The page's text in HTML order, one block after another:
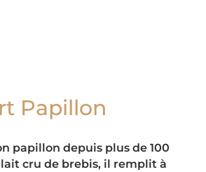
Papillon
papillon depuis plus de 100
cru de brebis, il remplit à